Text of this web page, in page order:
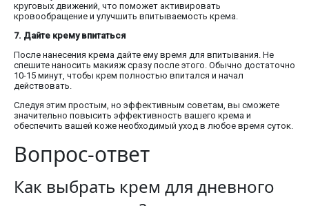
круговых движений, что поможет активировать
кровообращение и улучшить впитываемость крема.
7. Дайте крему впитаться
После нанесения крема дайте ему время для впитывания. Не
спешите наносить макияж сразу после этого. Обычно достаточно
10-15 минут, чтобы крем полностью впитался и начал
действовать.
Следуя этим простым, но эффективным советам, вы сможете
значительно повысить эффективность вашего крема и
обеспечить вашей коже необходимый уход в любое время суток.
Вопрос-ответ
Как выбрать крем для дневного